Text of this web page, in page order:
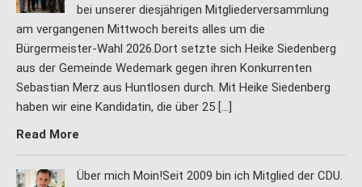
bei unserer diesjährigen Mitgliederversammlung
am vergangenen Mittwoch bereits alles um die
Bürgermeister-Wahl 2026.Dort setzte sich Heike Siedenberg
aus der Gemeinde Wedemark gegen ihren Konkurrenten
Sebastian Merz aus Huntlosen durch. Mit Heike Siedenberg
haben wir eine Kandidatin, die über 25 […]
Read More
Über mich Moin!Seit 2009 bin ich Mitglied der CDU.